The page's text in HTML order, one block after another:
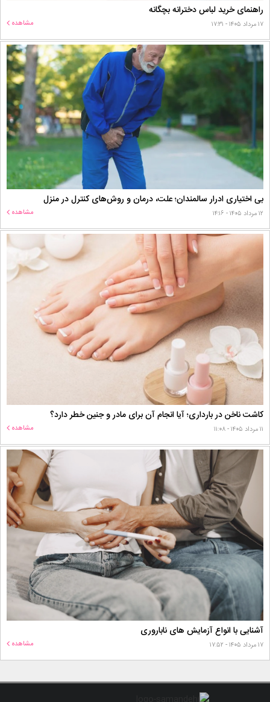
راهنمای خرید لباس دخترانه بچگانه
۱۷ مرداد ۱۴۰۵ - ۱۷:۳۱ مشاهده
بی اختیاری ادرار سالمندان؛ علت، درمان و روش‌های کنترل در منزل
۱۲ مرداد ۱۴۰۵ - ۱۴:۱۶ مشاهده
کاشت ناخن در بارداری؛ آیا انجام آن برای مادر و جنین خطر دارد؟
۱۱ مرداد ۱۴۰۵ - ۱۱:۰۸ مشاهده
آشنایی با انواع آزمایش های ناباروری
۱۷ مرداد ۱۴۰۵ - ۱۷:۵۲ مشاهده